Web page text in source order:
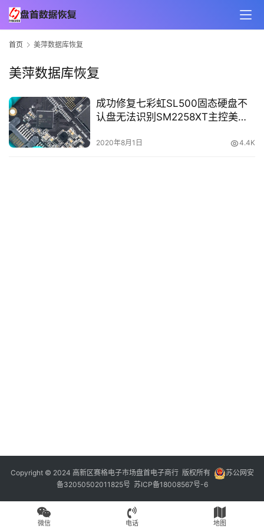
首页 美萍数据库恢复
美萍数据库恢复
成功修复七彩虹SL500固态硬盘不
认盘无法识别SM2258XT主控美萍
2020年8月1日 4.4K
Copyright © 2024 高新区赛格电子市场盘首电子商行 版权所有
苏公网安
备32050502011825号 苏ICP备18008567号-6
微信 电话 地图